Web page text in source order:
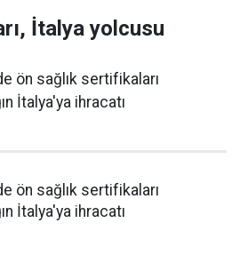
İtalya yolcusu
ön sağlık sertifikaları
İtalya'ya ihracatı
ön sağlık sertifikaları
İtalya'ya ihracatı